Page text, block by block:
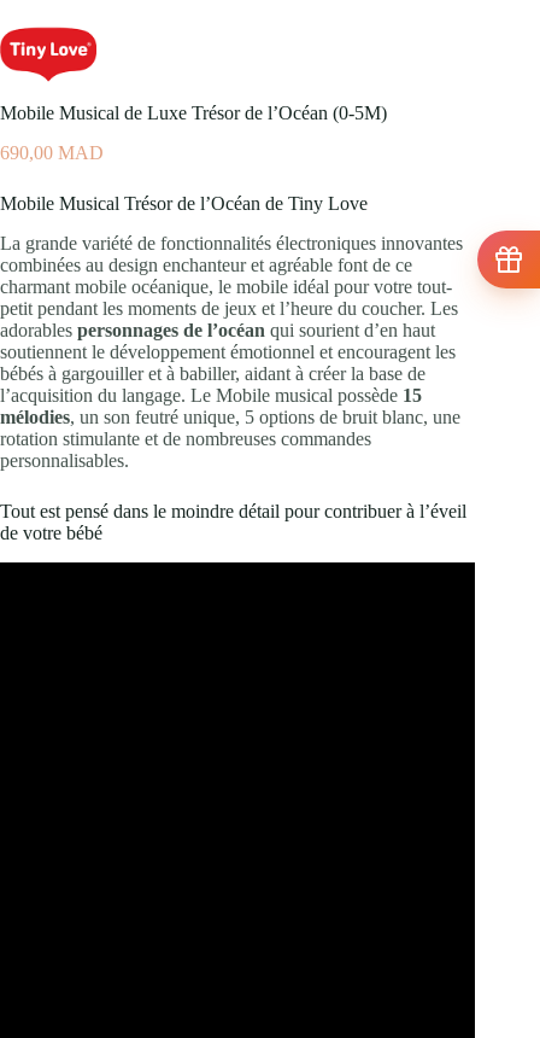
Mobile Musical de Luxe Trésor de l’Océan (0-5M)
690,00 MAD
Mobile Musical Trésor de l’Océan de Tiny Love
La grande variété de fonctionnalités électroniques innovantes
combinées au design enchanteur et agréable font de ce
charmant mobile océanique, le mobile idéal pour votre tout-
petit pendant les moments de jeux et l’heure du coucher. Les
adorables personnages de l’océan qui sourient d’en haut
soutiennent le développement émotionnel et encouragent les
bébés à gargouiller et à babiller, aidant à créer la base de
l’acquisition du langage. Le Mobile musical possède 15
mélodies, un son feutré unique, 5 options de bruit blanc, une
rotation stimulante et de nombreuses commandes
personnalisables.
Tout est pensé dans le moindre détail pour contribuer à l’éveil
de votre bébé